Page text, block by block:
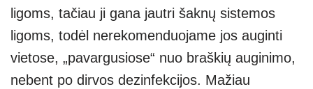
ligoms, tačiau ji gana jautri šaknų sistemos
ligoms, todėl nerekomenduojame jos auginti
vietose, „pavargusiose“ nuo braškių auginimo,
nebent po dirvos dezinfekcijos. Mažiau